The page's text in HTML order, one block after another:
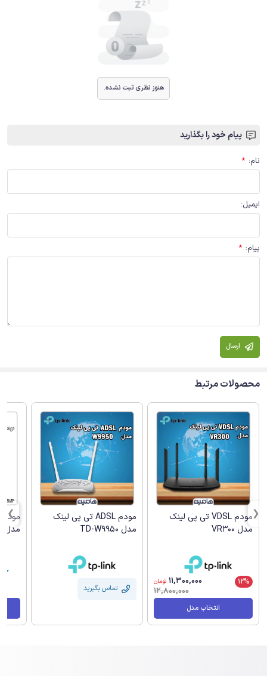
هنوز نظری ثبت نشده.
پیام خود را بگذارید
نام:
*
ایمیل:
پیام:
*
ارسال
محصولات مرتبط
مودم VDSL تی پی لینک
مدل VR300
12%
11,300,000 تومان
12,800,000
انتخاب مدل
مودم ADSL تی پی لینک
مدل TD-W9950
تماس بگیرید
مودم
مدل DPN-1251M